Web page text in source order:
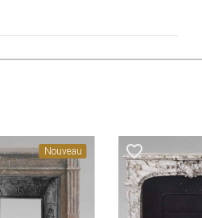
Nouveau favorite_border